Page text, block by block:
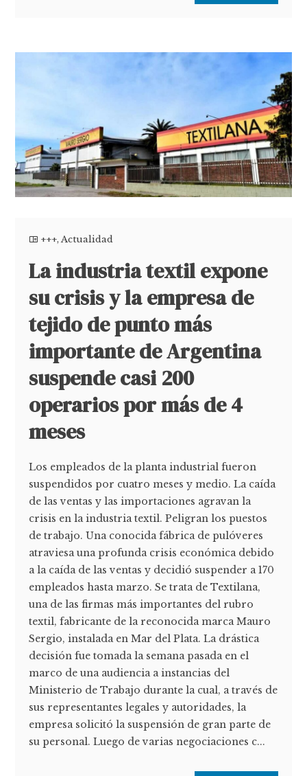
+++,Actualidad
La industria textil expone
su crisis y la empresa de
tejido de punto más
importante de Argentina
suspende casi 200
operarios por más de 4
meses
Los empleados de la planta industrial fueron
suspendidos por cuatro meses y medio. La caída
de las ventas y las importaciones agravan la
crisis en la industria textil. Peligran los puestos
de trabajo. Una conocida fábrica de pulóveres
atraviesa una profunda crisis económica debido
a la caída de las ventas y decidió suspender a 170
empleados hasta marzo. Se trata de Textilana,
una de las firmas más importantes del rubro
textil, fabricante de la reconocida marca Mauro
Sergio, instalada en Mar del Plata. La drástica
decisión fue tomada la semana pasada en el
marco de una audiencia a instancias del
Ministerio de Trabajo durante la cual, a través de
sus representantes legales y autoridades, la
empresa solicitó la suspensión de gran parte de
su personal. Luego de varias negociaciones c...